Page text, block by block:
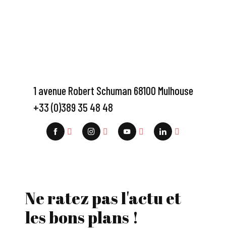
1 avenue Robert Schuman 68100 Mulhouse
+33 (0)389 35 48 48
Ne ratez pas l'actu et
les bons plans !